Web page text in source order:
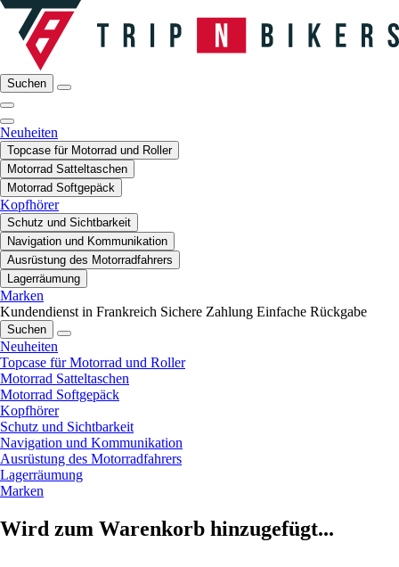
Suchen
Neuheiten
Topcase für Motorrad und Roller
Motorrad Satteltaschen
Motorrad Softgepäck
Kopfhörer
Schutz und Sichtbarkeit
Navigation und Kommunikation
Ausrüstung des Motorradfahrers
Lagerräumung
Marken
Kundendienst in Frankreich Sichere Zahlung Einfache Rückgabe
Suchen
Neuheiten
Topcase für Motorrad und Roller
Motorrad Satteltaschen
Motorrad Softgepäck
Kopfhörer
Schutz und Sichtbarkeit
Navigation und Kommunikation
Ausrüstung des Motorradfahrers
Lagerräumung
Marken
Wird zum Warenkorb hinzugefügt...